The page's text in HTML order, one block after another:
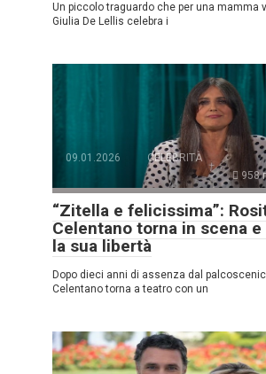
Un piccolo traguardo che per una mamma
Giulia De Lellis celebra i
09.01.2026
CELEBRITÀ
958
“Zitella e felicissima”:
Celentano torna in scena
la sua libertà
Dopo dieci anni di assenza dal
Celentano torna a teatro con un